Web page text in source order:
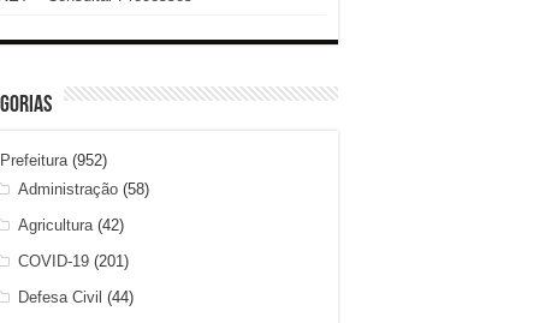
Prefeitura(952)
Administração(58)
Agricultura(42)
COVID-19(201)
Defesa Civil (44)